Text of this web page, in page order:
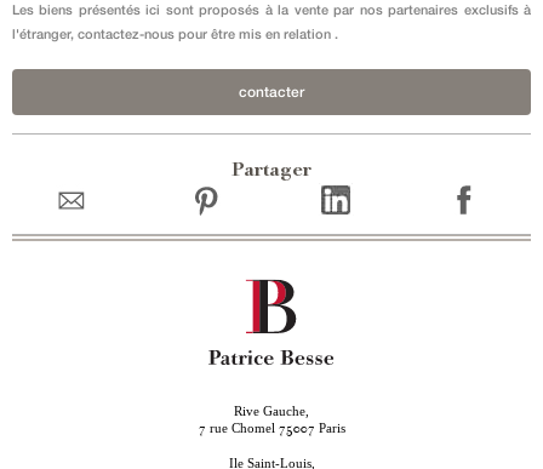
Les biens présentés ici sont proposés à la vente par nos partenaires exclusifs à
l'étranger, contactez-nous pour être mis en relation .
contacter
Partager
Rive Gauche,
7 rue Chomel 75007 Paris
Ile Saint-Louis,